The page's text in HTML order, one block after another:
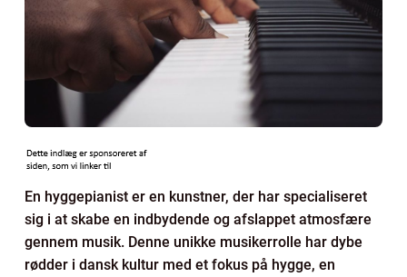
En hyggepianist er en kunstner, der har specialiseret
sig i at skabe en indbydende og afslappet atmosfære
gennem musik. Denne unikke musikerrolle har dybe
rødder i dansk kultur med et fokus på hygge, en